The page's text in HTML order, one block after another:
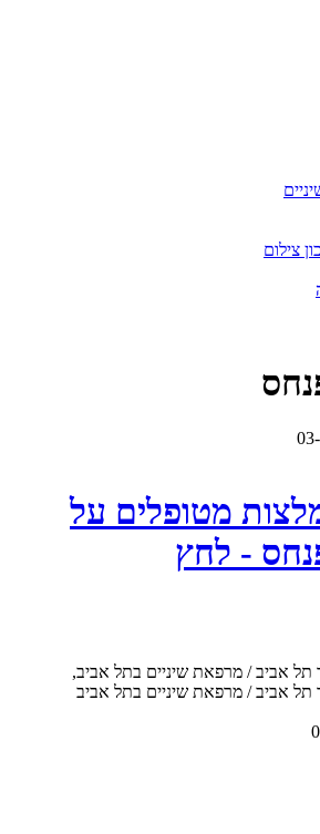
צילום
0 המלצות מטופלים על
- לחץ
תל אביב / מרפאת שיניים בתל אביב,
תל אביב / מרפאת שיניים בתל אביב